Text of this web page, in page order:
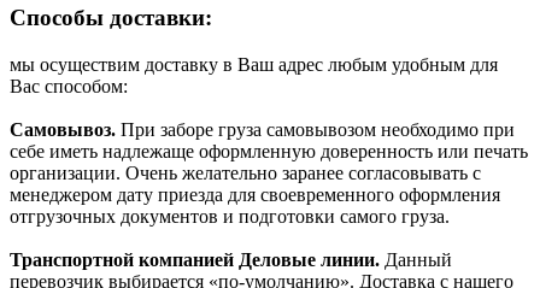
Способы доставки:
мы осуществим доставку в Ваш адрес любым удобным для
Вас способом:
Самовывоз. При заборе груза самовывозом необходимо при
себе иметь надлежаще оформленную доверенность или печать
организации. Очень желательно заранее согласовывать с
менеджером дату приезда для своевременного оформления
отгрузочных документов и подготовки самого груза.
Транспортной компанией Деловые линии. Данный
перевозчик выбирается «по-умолчанию». Доставка с нашего